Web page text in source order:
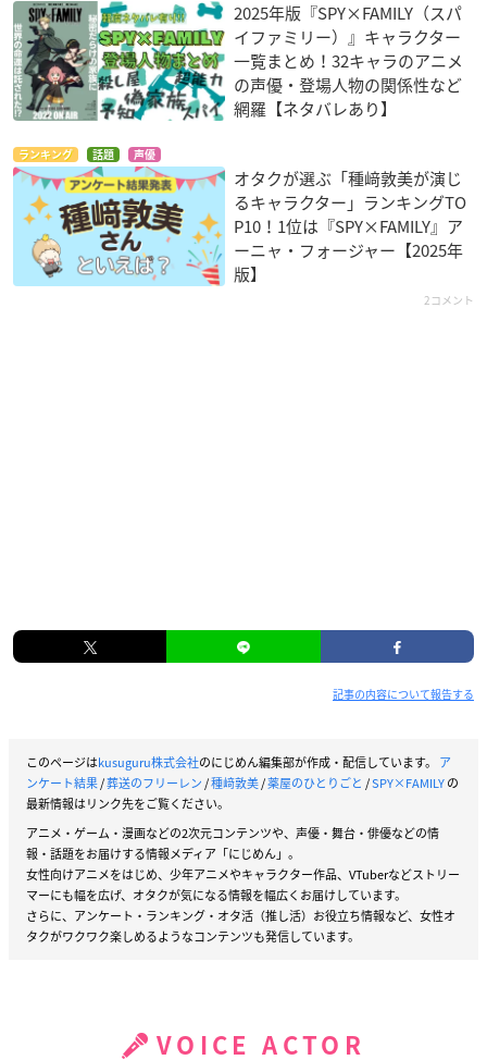
2025年版『SPY×FAMILY（スパ
イファミリー）』キャラクター
一覧まとめ！32キャラのアニメ
の声優・登場人物の関係性など
網羅【ネタバレあり】
ランキング 話題 声優
オタクが選ぶ「種﨑敦美が演じ
るキャラクター」ランキングTO
P10！1位は『SPY×FAMILY』ア
ーニャ・フォージャー【2025年
版】
2コメント
記事の内容について報告する
このページはkusuguru株式会社のにじめん編集部が作成・配信しています。 ア
ンケート結果/葬送のフリーレン/種﨑敦美/薬屋のひとりごと /SPY×FAMILYの
最新情報はリンク先をご覧ください。
アニメ・ゲーム・漫画などの2次元コンテンツや、声優・舞台・俳優などの情
報・話題をお届けする情報メディア「にじめん」。
女性向けアニメをはじめ、少年アニメやキャラクター作品、VTuberなどストリー
マーにも幅を広げ、オタクが気になる情報を幅広くお届けしています。
さらに、アンケート・ランキング・オタ活（推し活）お役立ち情報など、女性オ
タクがワクワク楽しめるようなコンテンツも発信しています。
VOICE ACTOR